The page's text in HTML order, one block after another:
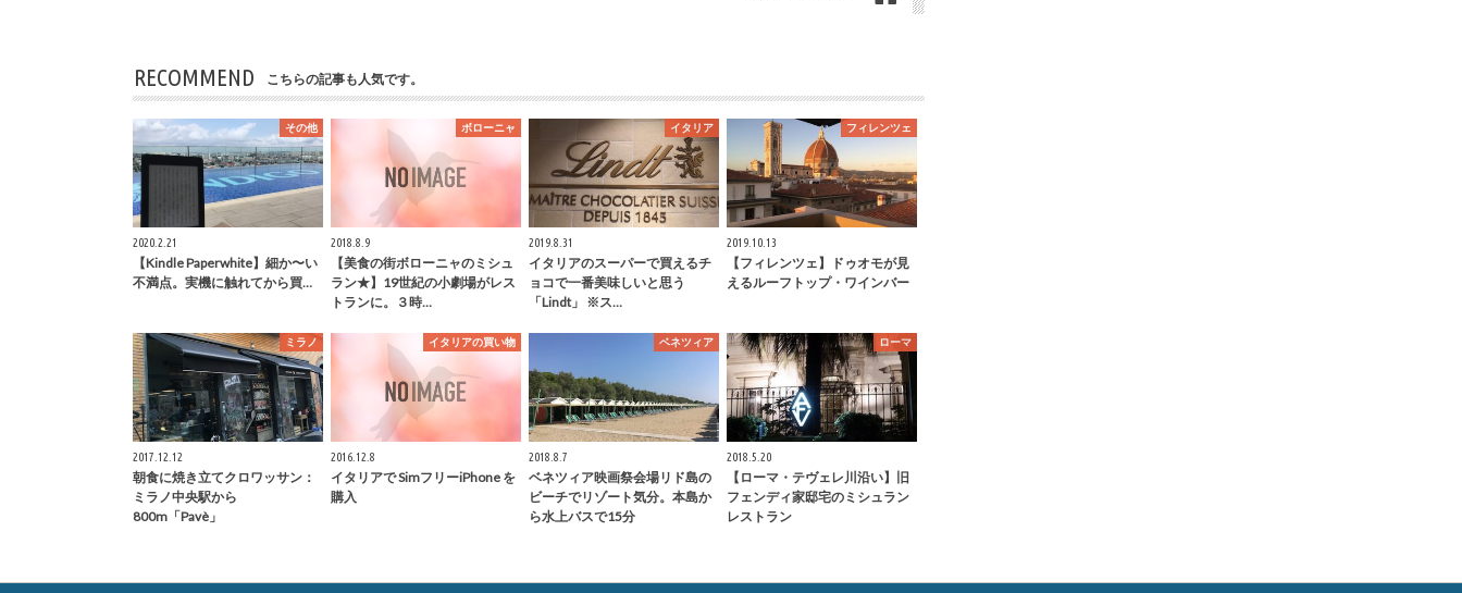
RECOMMEND こちらの記事も人気です。
その他
2020.2.21
【Kindle Paperwhite】細か〜い
不満点。実機に触れてから買…
ボローニャ
2018.8.9
【美食の街ボローニャのミシュ
ラン★】19世紀の小劇場がレス
トランに。３時…
イタリア
2019.8.31
イタリアのスーパーで買えるチ
ョコで一番美味しいと思う
「Lindt」 ※ス…
フィレンツェ
2019.10.13
【フィレンツェ】ドゥオモが見
えるルーフトップ・ワインバー
ミラノ
2017.12.12
朝食に焼き立てクロワッサン：
ミラノ中央駅から
800m「Pavè」
イタリアの買い物
2016.12.8
イタリアで SimフリーiPhone を
購入
ベネツィア
2018.8.7
ベネツィア映画祭会場リド島の
ビーチでリゾート気分。本島か
ら水上バスで15分
ローマ
2018.5.20
【ローマ・テヴェレ川沿い】旧
フェンディ家邸宅のミシュラン
レストラン